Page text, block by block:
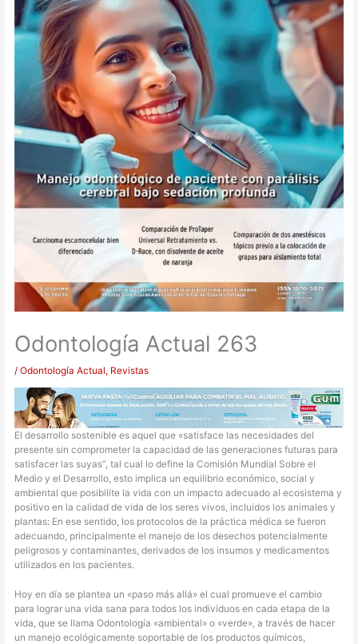
Odontología Actual 263
/Odontología Actual, Revistas
El desarrollo sostenible es aquel que «satisface las necesidades del
presente sin comprometer la capacidad de las generaciones futuras para
satisfacer las suyas”, tal cual lo define la Comisión Mundial Sobre el
Medio y el Desarrollo, esto implica un equilibrio económico, social y
ambiental que posibilite la vida con un impacto adecuado al ecosistema y
positivo en la calidad de vida de los seres vivos, incluidos los animales y
plantas: En ese sentido, los protocolos de la práctica médica se fueron
adecuando, principalmente el manejo de los desechos potencialmente
peligrosos y contaminantes, derivados de los insumos y medicamentos
utilizados en los pacientes.
Hoy en día se plantea un «paso más allá» el cual promueve el cambio
para lograr una vida sana para todos los individuos en cada etapa de la
vida, que se llama Odontología «ambiental» o «verde», a través de hacer
un manejo ecológicamente soportable de los productos químicos,